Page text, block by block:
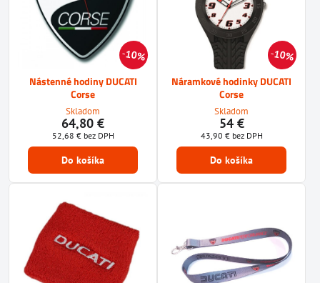
10%
Nástenné hodiny DUCATI
Corse
Skladom
64,80 €
52,68 € bez DPH
Do košíka
10%
Náramkové hodinky DUCATI
Corse
Skladom
54 €
43,90 € bez DPH
Do košíka